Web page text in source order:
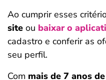
Ao cumprir esses
site ou baixar o
cadastro e conferir as
seu perfil.
Com mais de 7 anos